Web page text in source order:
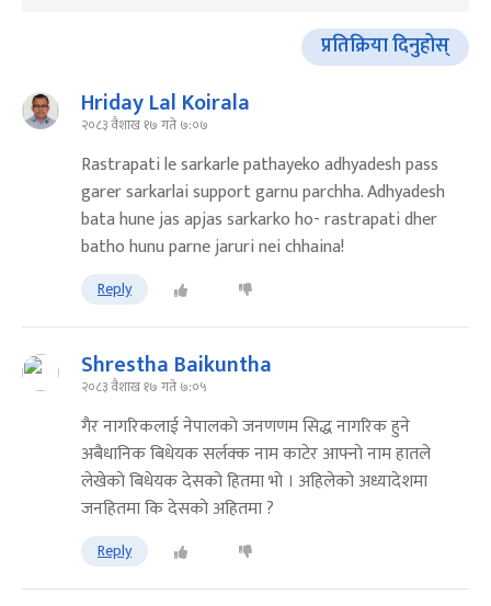
प्रतिक्रिया दिनुहोस्
Hriday Lal Koirala
२०८३ वैशाख १७ गते ७:०७
Rastrapati le sarkarle pathayeko adhyadesh pass
garer sarkarlai support garnu parchha. Adhyadesh
bata hune jas apjas sarkarko ho- rastrapati dher
batho hunu parne jaruri nei chhaina!
Reply
Shrestha Baikuntha
२०८३ वैशाख १७ गते ७:०५
गैर नागरिकलाई नेपालकाे जनणणम सिद्ध नागरिक हुने
अबैधानिक बिधेयक सर्लक्क नाम काटेर आफ्नाे नाम हातले
लेखेकाे बिधेयक देसकाे हितमा भाे । अहिलेकाे अध्यादेशमा
जनहितमा कि देसकाे अहितमा ?
Reply